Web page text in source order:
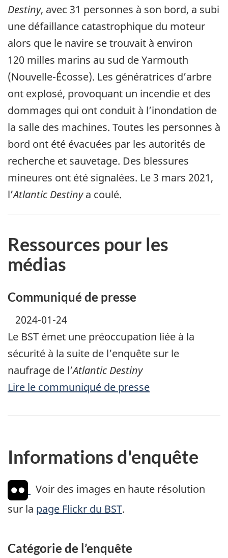
Destiny, avec 31 personnes à son bord, a subi
une défaillance catastrophique du moteur
alors que le navire se trouvait à environ
120 milles marins au sud de Yarmouth
(Nouvelle-Écosse). Les génératrices d’arbre
ont explosé, provoquant un incendie et des
dommages qui ont conduit à l’inondation de
la salle des machines. Toutes les personnes à
bord ont été évacuées par les autorités de
recherche et sauvetage. Des blessures
mineures ont été signalées. Le 3 mars 2021,
l’Atlantic Destinya coulé.
Ressources pour les
médias
Communiqué de presse
2024-01-24
Le BST émet une préoccupation liée à la
sécurité à la suite de l’enquête sur le
naufrage de l’Atlantic Destiny
Lire le communiqué de presse
Informations d'enquête
Voir des images en haute résolution
sur la page Flickr du BST.
Catégorie de l’enquête